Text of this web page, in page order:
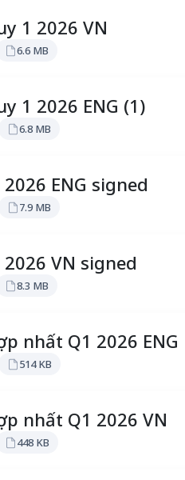
1 2026 VN
6.6 MB
1 2026 ENG (1)
6.8 MB
ENG signed
7.9 MB
2026 VN signed
8.3 MB
nhất Q1 2026 ENG
514 KB
nhất Q1 2026 VN
448 KB